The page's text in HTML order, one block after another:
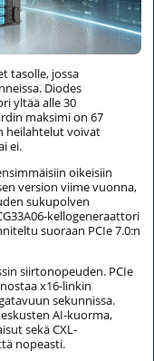
tasolle, jossa
Diodes
yltää alle 30
maksimi on 67
heilahtelut voivat
ei.
oikeisiin
version viime vuonna,
sukupolven
kellogeneraattori
suoraan PCIe 7.0:n
siirtonopeuden. PCIe
x16-linkin
sekunnissa.
AI-kuorma,
sekä CXL-
nopeasti.